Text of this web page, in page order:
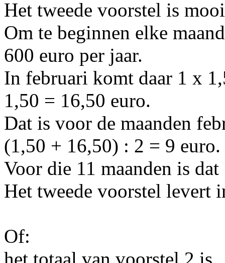
Het tweede voorstel is
Om te beginnen elke
600 euro per jaar.
In februari komt daar 1 x
1,50 = 16,50 euro.
Dat is voor de maanden
(1,50 + 16,50) : 2 = 9 euro.
Voor die 11 maanden is
Het tweede voorstel levert
Of: